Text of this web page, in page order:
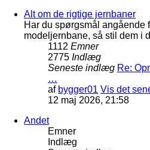
Alt om de rigtige jernbaner
Har du spørgsmål angående
modeljernbane, så stil dem i
1112 Emner
2775 Indlæg
Seneste indlæg Re:
…
af bygger01 Vis det
12 maj 2026, 21:58
Andet
Emner
Indlæg